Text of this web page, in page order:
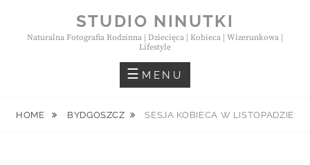
content
STUDIO NINUTKI
Naturalna Fotografia Rodzinna | Dziecięca | Kobieca | Wizerunkowa |
Lifestyle
MENU
HOME BYDGOSZCZ SESJA KOBIECA W LISTOPADZIE